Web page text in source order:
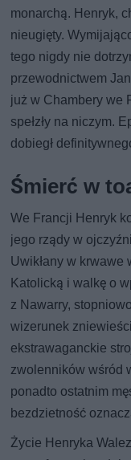
monarchą. Henryk,
nieugięty.
tego nigdy nie
przewodnictwem
już w Chambery we
spełzły na niczym.
dobiegł
Śmierć w
We Francji Henryk
jego rządy w
Uwikłany w krwawe
Katolicką i walkę o
z Nawarry,
wizerunek
ekstrawaganckie
zwolenników wśród
ponadto ostatnim
bezdzietność
Życie Henryka